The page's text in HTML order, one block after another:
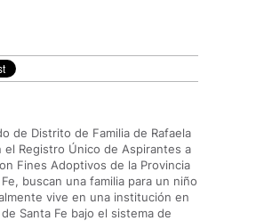
de Distrito de Familia de Rafaela
el Registro Único de Aspirantes a
Fines Adoptivos de la Provincia
buscan una familia para un niño
vive en una institución en
Santa Fe bajo el sistema de